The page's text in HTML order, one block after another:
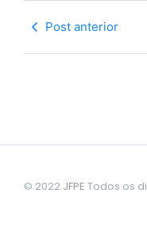
Post anterior
© 2022 JFPE Todos os